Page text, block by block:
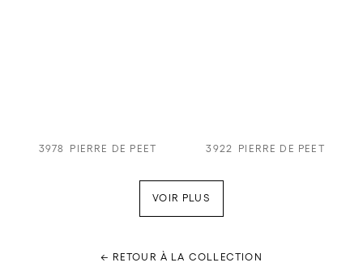
3978 PIERRE DE PEET 3922 PIERRE DE PEET
VOIR PLUS
← RETOUR À LA COLLECTION